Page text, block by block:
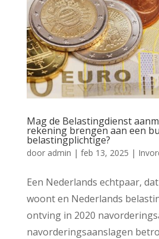
Mag de Belastingdienst
rekening brengen aan een
belastingplichtige?
door admin | feb 13, 2025 |
Een Nederlands echtpaar,
woont en Nederlands
ontving in 2020
navorderingsaanslagen